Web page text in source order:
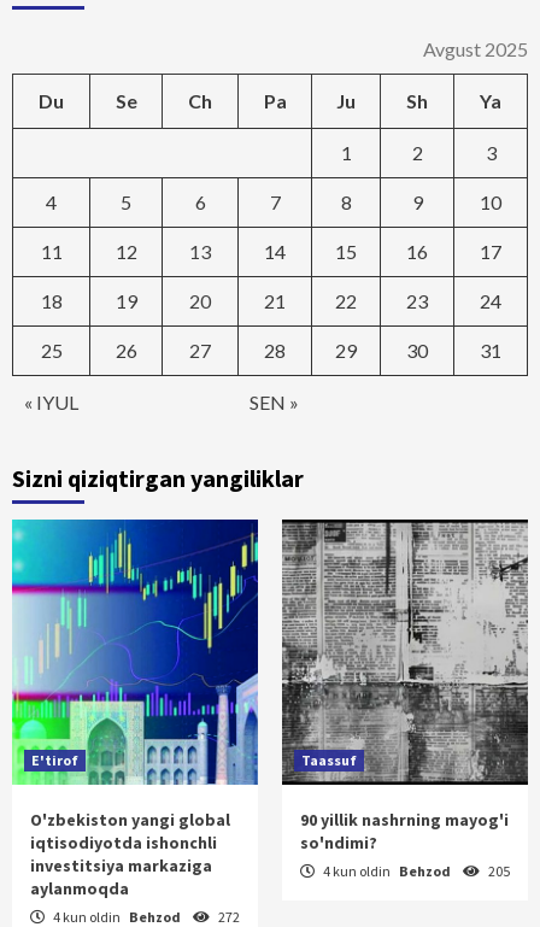
Avgust 2025
Du Se Ch Pa Ju Sh Ya
« IYUL SEN »
1 2 3
4 5 6 7 8 9 10
11 12 13 14 15 16 17
18 19 20 21 22 23 24
25 26 27 28 29 30 31
Sizni qiziqtirgan yangiliklar
E'tirof
O'zbekiston yangi global
iqtisodiyotda ishonchli
investitsiya markaziga
aylanmoqda
4 kun oldin Behzod 272
Taassuf
90 yillik nashrning mayog'i
so'ndimi?
4 kun oldin Behzod 205